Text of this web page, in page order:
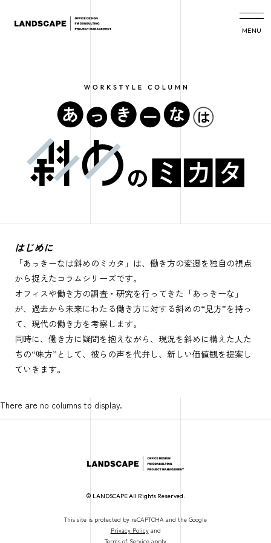
MENU
はじめに
「あっきーなは斜めのミカタ」は、働き方の変遷を独自の視点
から捉えたコラムシリーズです。
オフィスや働き方の調査・研究を行ってきた「あっきーな」
が、過去から未来にわたる働き方に対する斜めの“見方”を持っ
て、現代の働き方を考察します。
同時に、働き方に疑問を抱えながら、現況を斜めに構えた人た
ちの“味方”として、彼らの声を代弁し、新しい価値観を提案し
ていきます。
There are no columns to display.
© LANDSCAPE All Rights Reserved.
This site is protected by reCAPTCHA and the Google
Privacy Policyand
Terms of Service apply